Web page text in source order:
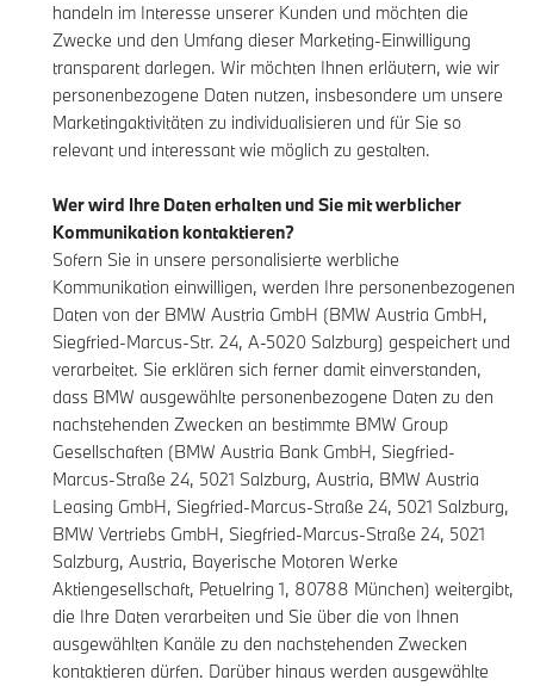
handeln im Interesse unserer Kunden und möchten die
Zwecke und den Umfang dieser Marketing-Einwilligung
transparent darlegen. Wir möchten Ihnen erläutern, wie wir
personenbezogene Daten nutzen, insbesondere um unsere
Marketingaktivitäten zu individualisieren und für Sie so
relevant und interessant wie möglich zu gestalten.
Wer wird Ihre Daten erhalten und Sie mit werblicher
Kommunikation kontaktieren?
Sofern Sie in unsere personalisierte werbliche
Kommunikation einwilligen, werden Ihre personenbezogenen
Daten von der BMW Austria GmbH (BMW Austria GmbH,
Siegfried-Marcus-Str. 24, A-5020 Salzburg) gespeichert und
verarbeitet. Sie erklären sich ferner damit einverstanden,
dass BMW ausgewählte personenbezogene Daten zu den
nachstehenden Zwecken an bestimmte BMW Group
Gesellschaften (BMW Austria Bank GmbH, Siegfried-
Marcus-Straße 24, 5021 Salzburg, Austria, BMW Austria
Leasing GmbH, Siegfried-Marcus-Straße 24, 5021 Salzburg,
BMW Vertriebs GmbH, Siegfried-Marcus-Straße 24, 5021
Salzburg, Austria, Bayerische Motoren Werke
Aktiengesellschaft, Petuelring 1, 80788 München) weitergibt,
die Ihre Daten verarbeiten und Sie über die von Ihnen
ausgewählten Kanäle zu den nachstehenden Zwecken
kontaktieren dürfen. Darüber hinaus werden ausgewählte